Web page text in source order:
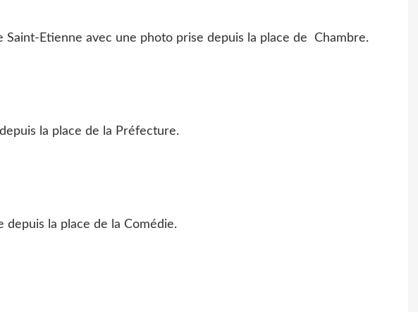
Saint-Etienne avec une photo prise depuis la place de Chambre.
la place de la Préfecture.
depuis la place de la Comédie.